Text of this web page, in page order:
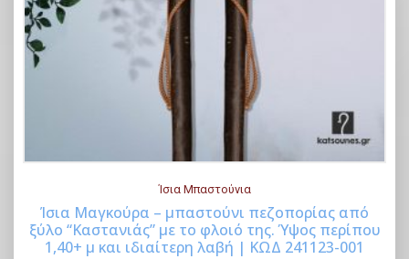
Buy Now
Ίσια Μπαστούνια
Ίσια Μαγκούρα – μπαστούνι πεζοπορίας από
ξύλο “Καστανιάς” με το φλοιό της. Ύψος περίπου
1,40+ μ και ιδιαίτερη λαβή | ΚΩΔ 241123-001